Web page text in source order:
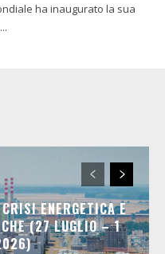
ha inaugurato la sua
ENERGETICA E
(27 LUGLIO – 1